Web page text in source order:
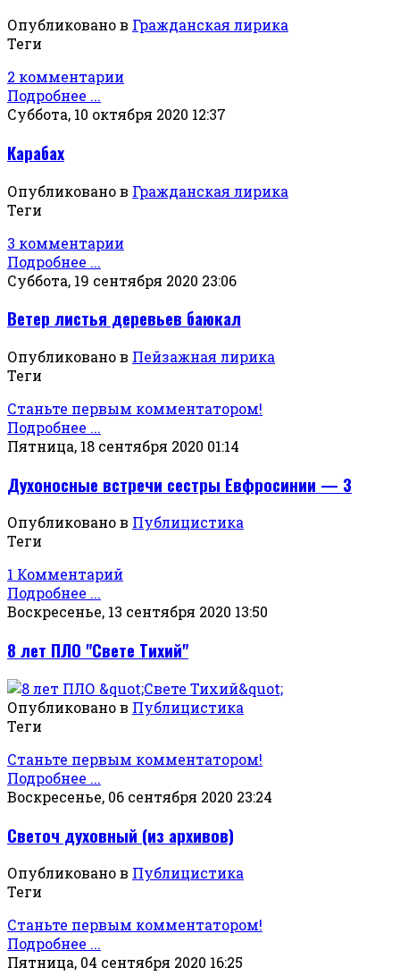
Опубликовано в Гражданская лирика
Теги
2 комментарии
Подробнее ...
Суббота, 10 октября 2020 12:37
Карабах
Опубликовано в Гражданская лирика
Теги
3 комментарии
Подробнее ...
Суббота, 19 сентября 2020 23:06
Ветер листья деревьев баюкал
Опубликовано в Пейзажная лирика
Теги
Станьте первым комментатором!
Подробнее ...
Пятница, 18 сентября 2020 01:14
Духоносные встречи сестры Евфросинии — 3
Опубликовано в Публицистика
Теги
1 Комментарий
Подробнее ...
Воскресенье, 13 сентября 2020 13:50
8 лет ПЛО "Свете Тихий"
Опубликовано в Публицистика
Теги
Станьте первым комментатором!
Подробнее ...
Воскресенье, 06 сентября 2020 23:24
Светоч духовный (из архивов)
Опубликовано в Публицистика
Теги
Станьте первым комментатором!
Подробнее ...
Пятница, 04 сентября 2020 16:25